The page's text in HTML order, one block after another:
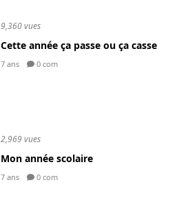
9,360 vues
Cette année ça passe ou ça casse
7 ans 0 com
2,969 vues
Mon année scolaire
7 ans 0 com